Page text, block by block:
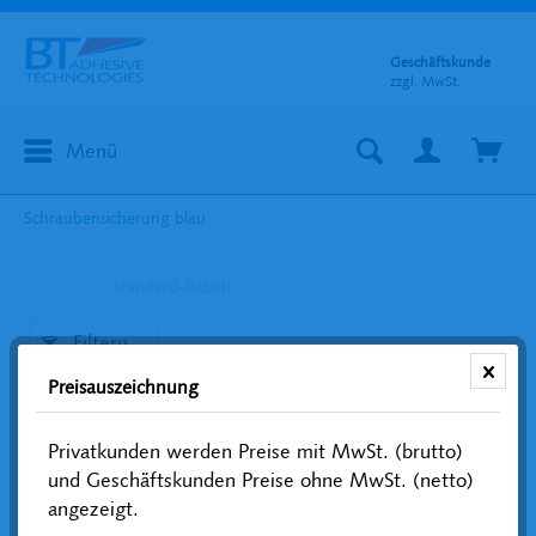
Menü
Geschäftskunde
zzgl. MwSt.
Schraubensicherung blau
Filtern
Preisauszeichnung
Privatkunden werden Preise mit MwSt. (brutto)
und Geschäftskunden Preise ohne MwSt. (netto)
angezeigt.